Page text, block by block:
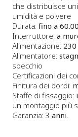
che distribuisce
umidità e polvere
Durata: fino a
Interruttore: a
Alimentazione: 230
Alimentatore:
specchio
Certificazioni dei
Finitura dei bordi:
Staffe di fissaggio:
un montaggio più
Garanzia: 3 anni